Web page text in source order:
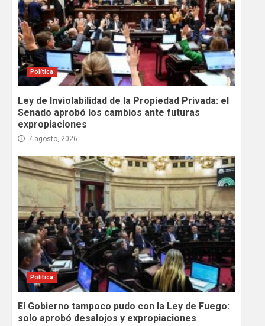
Política
Ley de Inviolabilidad de la Propiedad Privada: el
Senado aprobó los cambios ante futuras
expropiaciones
7 agosto, 2026
Política
El Gobierno tampoco pudo con la Ley de Fuego:
solo aprobó desalojos y expropiaciones